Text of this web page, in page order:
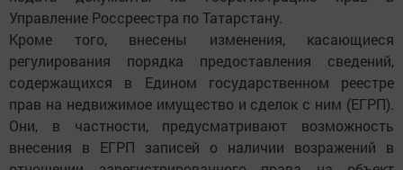
Управление Россреестра по Татарстану.
Кроме того, внесены изменения, касающиеся
регулирования порядка предоставления сведений,
содержащихся в Едином государственном реестре
прав на недвижимое имущество и сделок с ним (ЕГРП).
Они, в частности, предусматривают возможность
внесения в ЕГРП записей о наличии возражений в